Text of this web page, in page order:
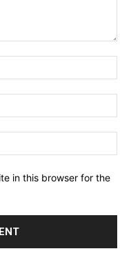
in this browser for the